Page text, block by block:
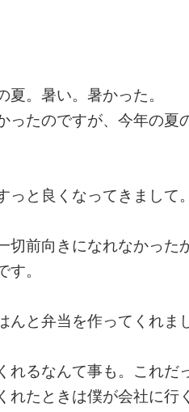
。暑い。暑かった。
たのですが、今年の夏
と良くなってきまして。
前向きになれなかった
す。
と弁当を作ってくれま
るなんて事も。これだ
れたときは僕が会社に行